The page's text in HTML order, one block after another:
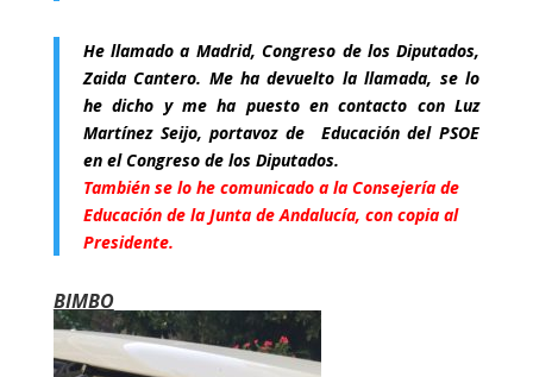
He llamado a Madrid, Congreso de los Diputados,
Zaida Cantero. Me ha devuelto la llamada, se lo
he dicho y me ha puesto en contacto con Luz
Martínez Seijo, portavoz de Educación del PSOE
en el Congreso de los Diputados.
También se lo he comunicado a la Consejería de
Educación de la Junta de Andalucía, con copia al
Presidente.
BIMBO